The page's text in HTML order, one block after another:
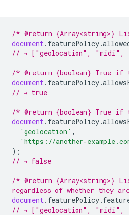
/* @return {Array<string>}
document. featurePolicy.
// → ["geolocation", "midi",
/* @return {boolean} True
document. featurePolicy.
// → true
/* @return {boolean} True
document. featurePolicy.
'geolocation' ,
'https://another-
);
// → false
/* @return {Array<string>}
regardless of whether they
document. featurePolicy.
// → ["geolocation", "midi",